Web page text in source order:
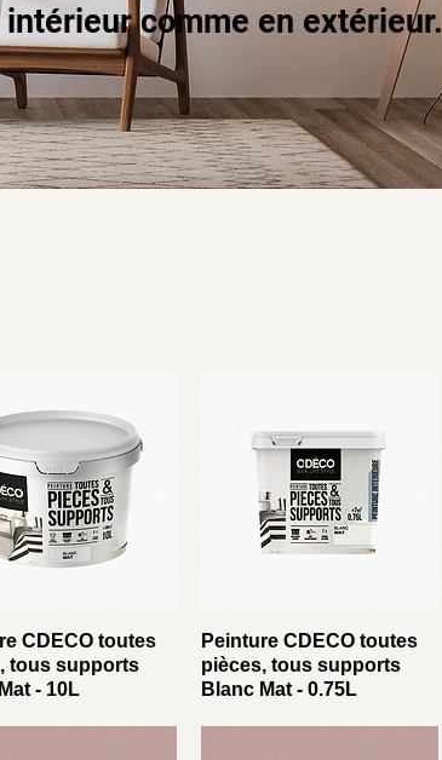
comme en extérieur.
CDECO toutes
tous supports
- 10L
Peinture CDECO toutes
pièces, tous supports
Blanc Mat - 0.75L